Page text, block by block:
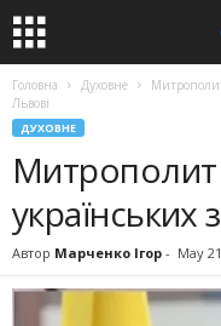
Головна Духовне
Львові
ДУХОВНЕ
Митрополит
українських
Автор Марченко Ігор - May